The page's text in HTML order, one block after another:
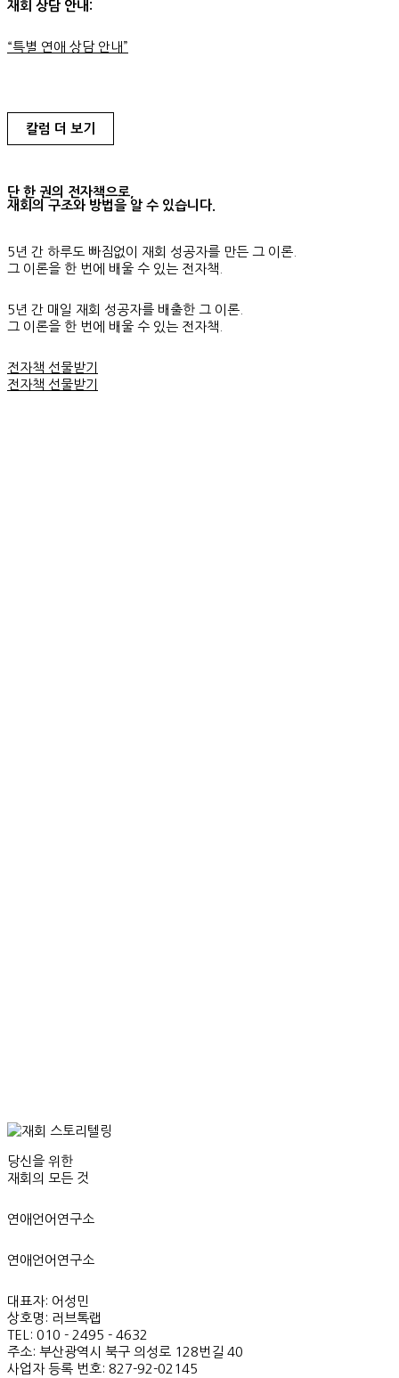
재회 상담 안내:
“특별 연애 상담 안내”
칼럼 더 보기
단 한 권의 전자책으로,
재회의 구조와 방법을 알 수 있습니다.
5년 간 하루도 빠짐없이 재회 성공자를 만든 그 이론.
그 이론을 한 번에 배울 수 있는 전자책.
5년 간 매일 재회 성공자를 배출한 그 이론.
그 이론을 한 번에 배울 수 있는 전자책.
전자책 선물받기
전자책 선물받기
당신을 위한
재회의 모든 것
연애언어연구소
연애언어연구소
대표자: 어성민
상호명: 러브톡랩
TEL: 010 - 2495 - 4632
주소: 부산광역시 북구 의성로 128번길 40
사업자 등록 번호: 827-92-02145